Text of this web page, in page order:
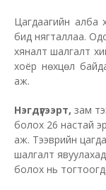
Цагдаагийн алба
бид нягталлаа.
хяналт шалгалт
хоёр нөхцөл
аж.
Нэгдүгээрт, зам
болох 26 настай
аж. Тээврийн
шалгалт
болох нь